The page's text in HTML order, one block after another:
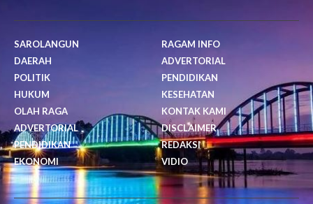
SAROLANGUN
DAERAH
POLITIK
HUKUM
OLAH RAGA
ADVERTORIAL
PENDIDIKAN
EKONOMI
RAGAM INFO
ADVERTORIAL
PENDIDIKAN
KESEHATAN
KONTAK KAMI
DISCLAIMER
REDAKSI
VIDIO